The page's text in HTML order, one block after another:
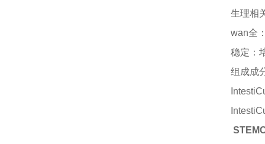
生理相
wan全
稳定：
组成成